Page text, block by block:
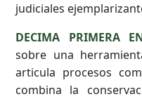
judiciales
DECIMA PRIMERA
sobre una
articula procesos
combina la